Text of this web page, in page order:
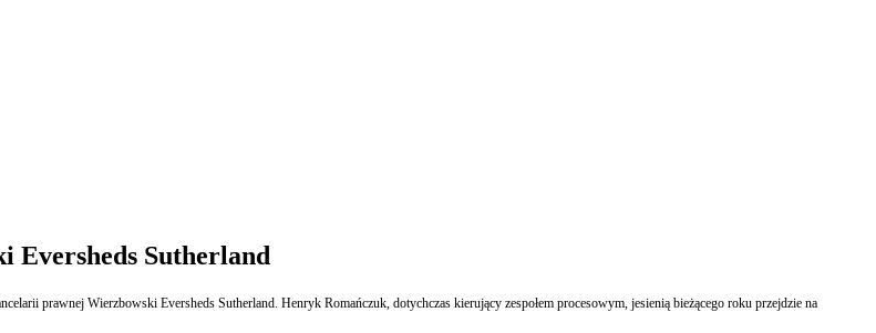
Eversheds Sutherland
prawnej Wierzbowski Eversheds Sutherland. Henryk Romańczuk, dotychczas kierujący zespołem procesowym, jesienią bieżącego roku przejdzie na